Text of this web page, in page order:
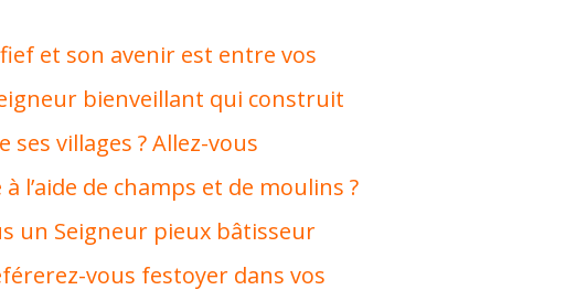
et son avenir est entre vos
bienveillant qui construit
villages ? Allez-vous
l’aide de champs et de moulins ?
un Seigneur pieux bâtisseur
vous festoyer dans vos